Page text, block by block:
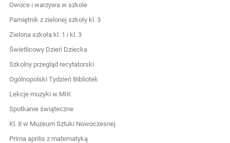
Owoce i warzywa w szkole
Pamiętnik z zielonej szkoły kl. 3
Zielona szkoła kl. 1 i kl. 3
Świetlicowy Dzień Dziecka
Szkolny przegląd recytatorski
Ogólnopolski Tydzień Bibliotek
Lekcje muzyki w MIK
Spotkanie świąteczne
Kl. 8 w Muzeum Sztuki Nowoczesnej
Prima aprilis z matematyką